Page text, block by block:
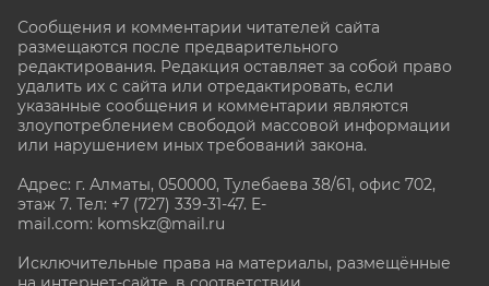
Сообщения и комментарии читателей сайта
размещаются после предварительного
редактирования. Редакция оставляет за собой право
удалить их с сайта или отредактировать, если
указанные сообщения и комментарии являются
злоупотреблением свободой массовой информации
или нарушением иных требований закона.
Адрес: г. Алматы, 050000, Тулебаева 38/61, офис 702,
этаж 7. Тел: +7 (727) 339-31-47. E-
mail.com: komskz@mail.ru
Исключительные права на материалы, размещённые